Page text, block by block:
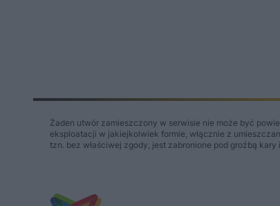
Żaden utwór zamieszczony w serwisie nie może być
eksploatacji w jakiejkolwiek formie, włącznie z
tzn. bez właściwej zgody, jest zabronione pod groźbą